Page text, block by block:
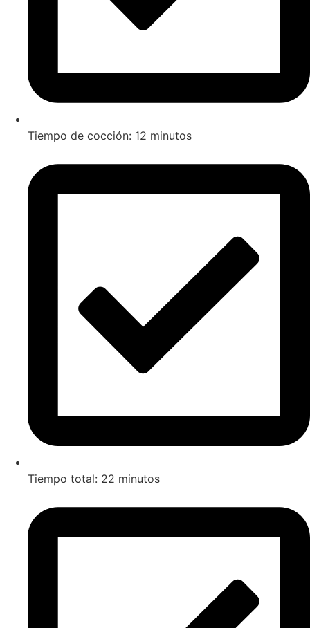
Tiempo de cocción: 12 minutos
Tiempo total: 22 minutos